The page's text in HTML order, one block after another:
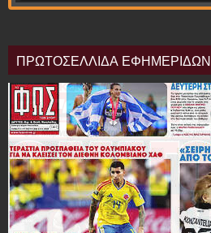
ΠΡΩΤΟΣΕΛΛΙΔΑ ΕΦΗΜΕΡΙΔΩΝ